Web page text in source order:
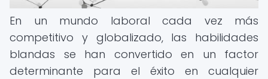
En un mundo laboral cada vez más
competitivo y globalizado, las habilidades
blandas se han convertido en un factor
determinante para el éxito en cualquier